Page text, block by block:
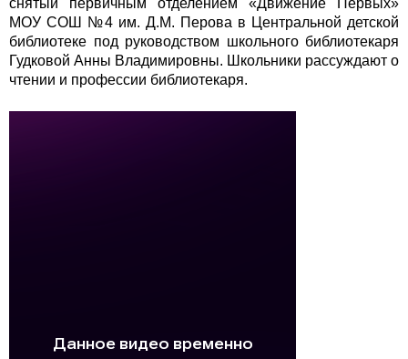
снятый первичным отделением «Движение Первых»
МОУ СОШ №4 им. Д.М. Перова в Центральной детской
библиотеке под руководством школьного библиотекаря
Гудковой Анны Владимировны. Школьники рассуждают о
чтении и профессии библиотекаря.